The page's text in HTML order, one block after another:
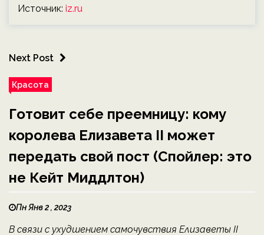
Источник: iz.ru
Next Post
Красота
Готовит себе преемницу: кому
королева Елизавета II может
передать свой пост (Спойлер: это
не Кейт Миддлтон)
Пн Янв 2 , 2023
В связи с ухудшением самочувствия Елизаветы II